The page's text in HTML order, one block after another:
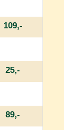
109,-
25,-
89,-